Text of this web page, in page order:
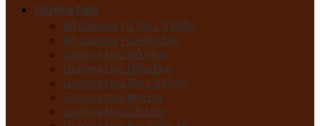
Giường Ngủ
Bộ Giường Tủ Tân Cổ Điển
Bộ Giường Tủ Hiện Đại
Giường Ngủ Gỗ Mun
Giường Ngủ Hiện Đại
Giường Ngủ Tân Cổ Điển
Giường Ngủ Bọc Da
Giường Ngủ Cỡ Lớn